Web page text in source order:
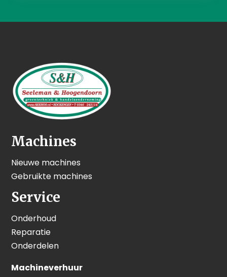
Machines
Nieuwe machines
Gebruikte machines
Service
Onderhoud
Reparatie
Onderdelen
Machineverhuur